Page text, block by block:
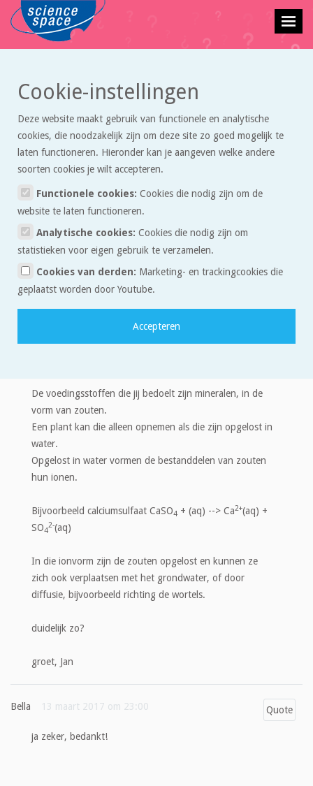
Terug naar vraagbaak overzicht
Planten en ionen
Bellastelde deze vraag op 13 maart 2017 om 22:13.
Waarom halen planten voedingsstoffen uit de grond als
ionvormen op?
13 maart 2017 om 22:51
De voedingsstoffen die jij bedoelt zijn mineralen, in de
vorm van zouten.
Een plant kan die alleen opnemen als die zijn opgelost in
water.
Opgelost in water vormen de bestanddelen van zouten
hun ionen.
Bijvoorbeeld calciumsulfaat CaSO4 + (aq) --> Ca2+(aq) +
SO4
2-(aq)
In die ionvorm zijn de zouten opgelost en kunnen ze
zich ook verplaatsen met het grondwater, of door
diffusie, bijvoorbeeld richting de wortels.
duidelijk zo?
groet, Jan
Bella 13 maart 2017 om 23:00 Quote
ja zeker, bedankt!
Cookie-instellingen
Deze website maakt gebruik van functionele en analytische
cookies, die noodzakelijk zijn om deze site zo goed mogelijk te
laten functioneren. Hieronder kan je aangeven welke andere
soorten cookies je wilt accepteren.
Functionele cookies: Cookies die nodig zijn om de
website te laten functioneren.
Analytische cookies: Cookies die nodig zijn om
statistieken voor eigen gebruik te verzamelen.
Cookies van derden: Marketing- en trackingcookies die
geplaatst worden door Youtube.